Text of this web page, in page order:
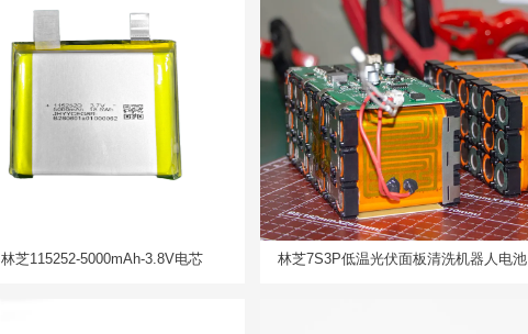
林芝115252-5000mAh-3.8V电芯
林芝7S3P低温光伏面板清洗机器人电池